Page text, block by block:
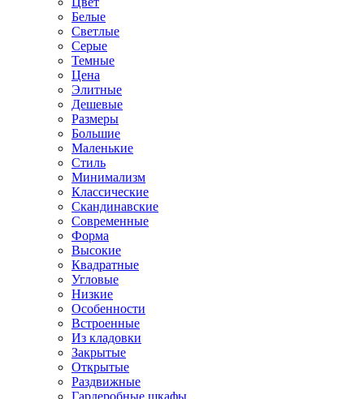
Белые
Светлые
Серые
Темные
Цена
Элитные
Дешевые
Размеры
Большие
Маленькие
Стиль
Минимализм
Классические
Скандинавские
Современные
Форма
Высокие
Квадратные
Угловые
Низкие
Особенности
Встроенные
Из кладовки
Закрытые
Открытые
Раздвижные
Гардеробные шкафы